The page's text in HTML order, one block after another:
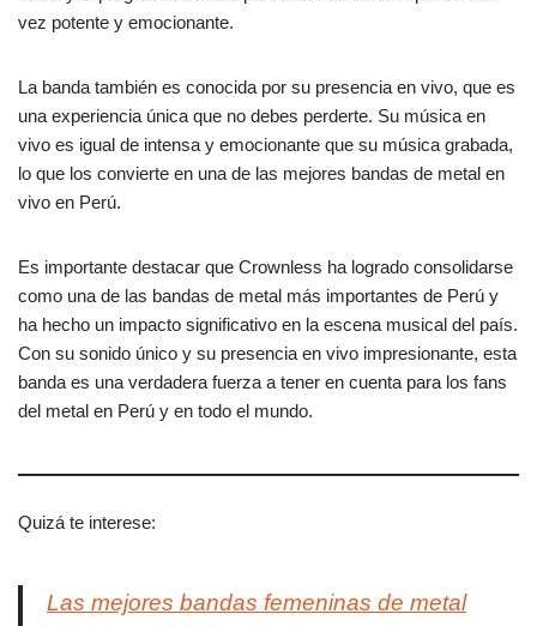
vez potente y emocionante.
La banda también es conocida por su presencia en vivo, que es
una experiencia única que no debes perderte. Su música en
vivo es igual de intensa y emocionante que su música grabada,
lo que los convierte en una de las mejores bandas de metal en
vivo en Perú.
Es importante destacar que Crownless ha logrado consolidarse
como una de las bandas de metal más importantes de Perú y
ha hecho un impacto significativo en la escena musical del país.
Con su sonido único y su presencia en vivo impresionante, esta
banda es una verdadera fuerza a tener en cuenta para los fans
del metal en Perú y en todo el mundo.
Quizá te interese:
Las mejores bandas femeninas de metal